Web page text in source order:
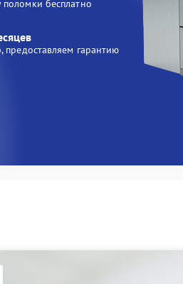
бесплатно
предоставляем гарантию